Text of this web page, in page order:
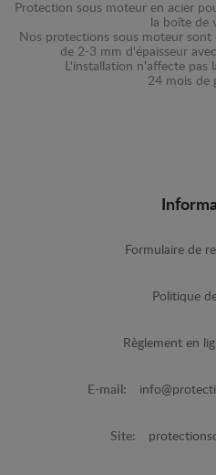
Protection sous moteur en acier
la boîte de
Nos protections sous moteur sont
de 2-3 mm d'épaisseur
L'installation n'affecte pas
24 mois de
Formulaire de
Politique
Règlement en
E-mail:
Site: